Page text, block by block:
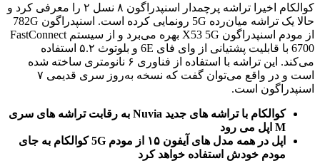
کوالکام اخیرا تراشه پرچمدار اسنپدراگون ۸ نسل ۲ را معرفی کرد و
حالا یک تراشه میان‌رده 5G رونمایی کرده است. اسنپدراگون 782G
از مودم اسنپدراگون X53 5G بهره می‌برد و از سیستم FastConnect
6700 با قابلیت پشتیانی از وای فای 6E و بلوتوث ۵.۲ استفاده
می‌کند. این تراشه با استفاده از فناوری ۶ نانومتری ساخته شده
است و در واقع می‌توان گفت که نسخه به‌روز سری قدیمی ۷
اسنپدراگون است.
کوالکام با تراشه های جدید Nuvia به رقابت تراشه های سری
M اپل می رود
اپل در همه مدل های آیفون ۱۵ از مودم 5G کوالکام به جای
مودم خودش استفاده خواهد کرد